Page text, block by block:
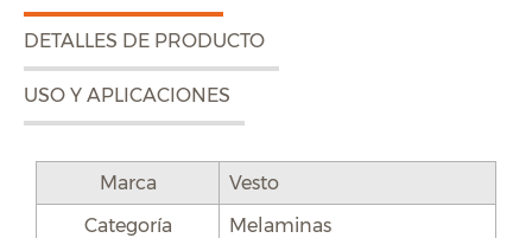
DETALLES DE PRODUCTO
USO Y APLICACIONES
Marca
Vesto
Categoría
Melaminas